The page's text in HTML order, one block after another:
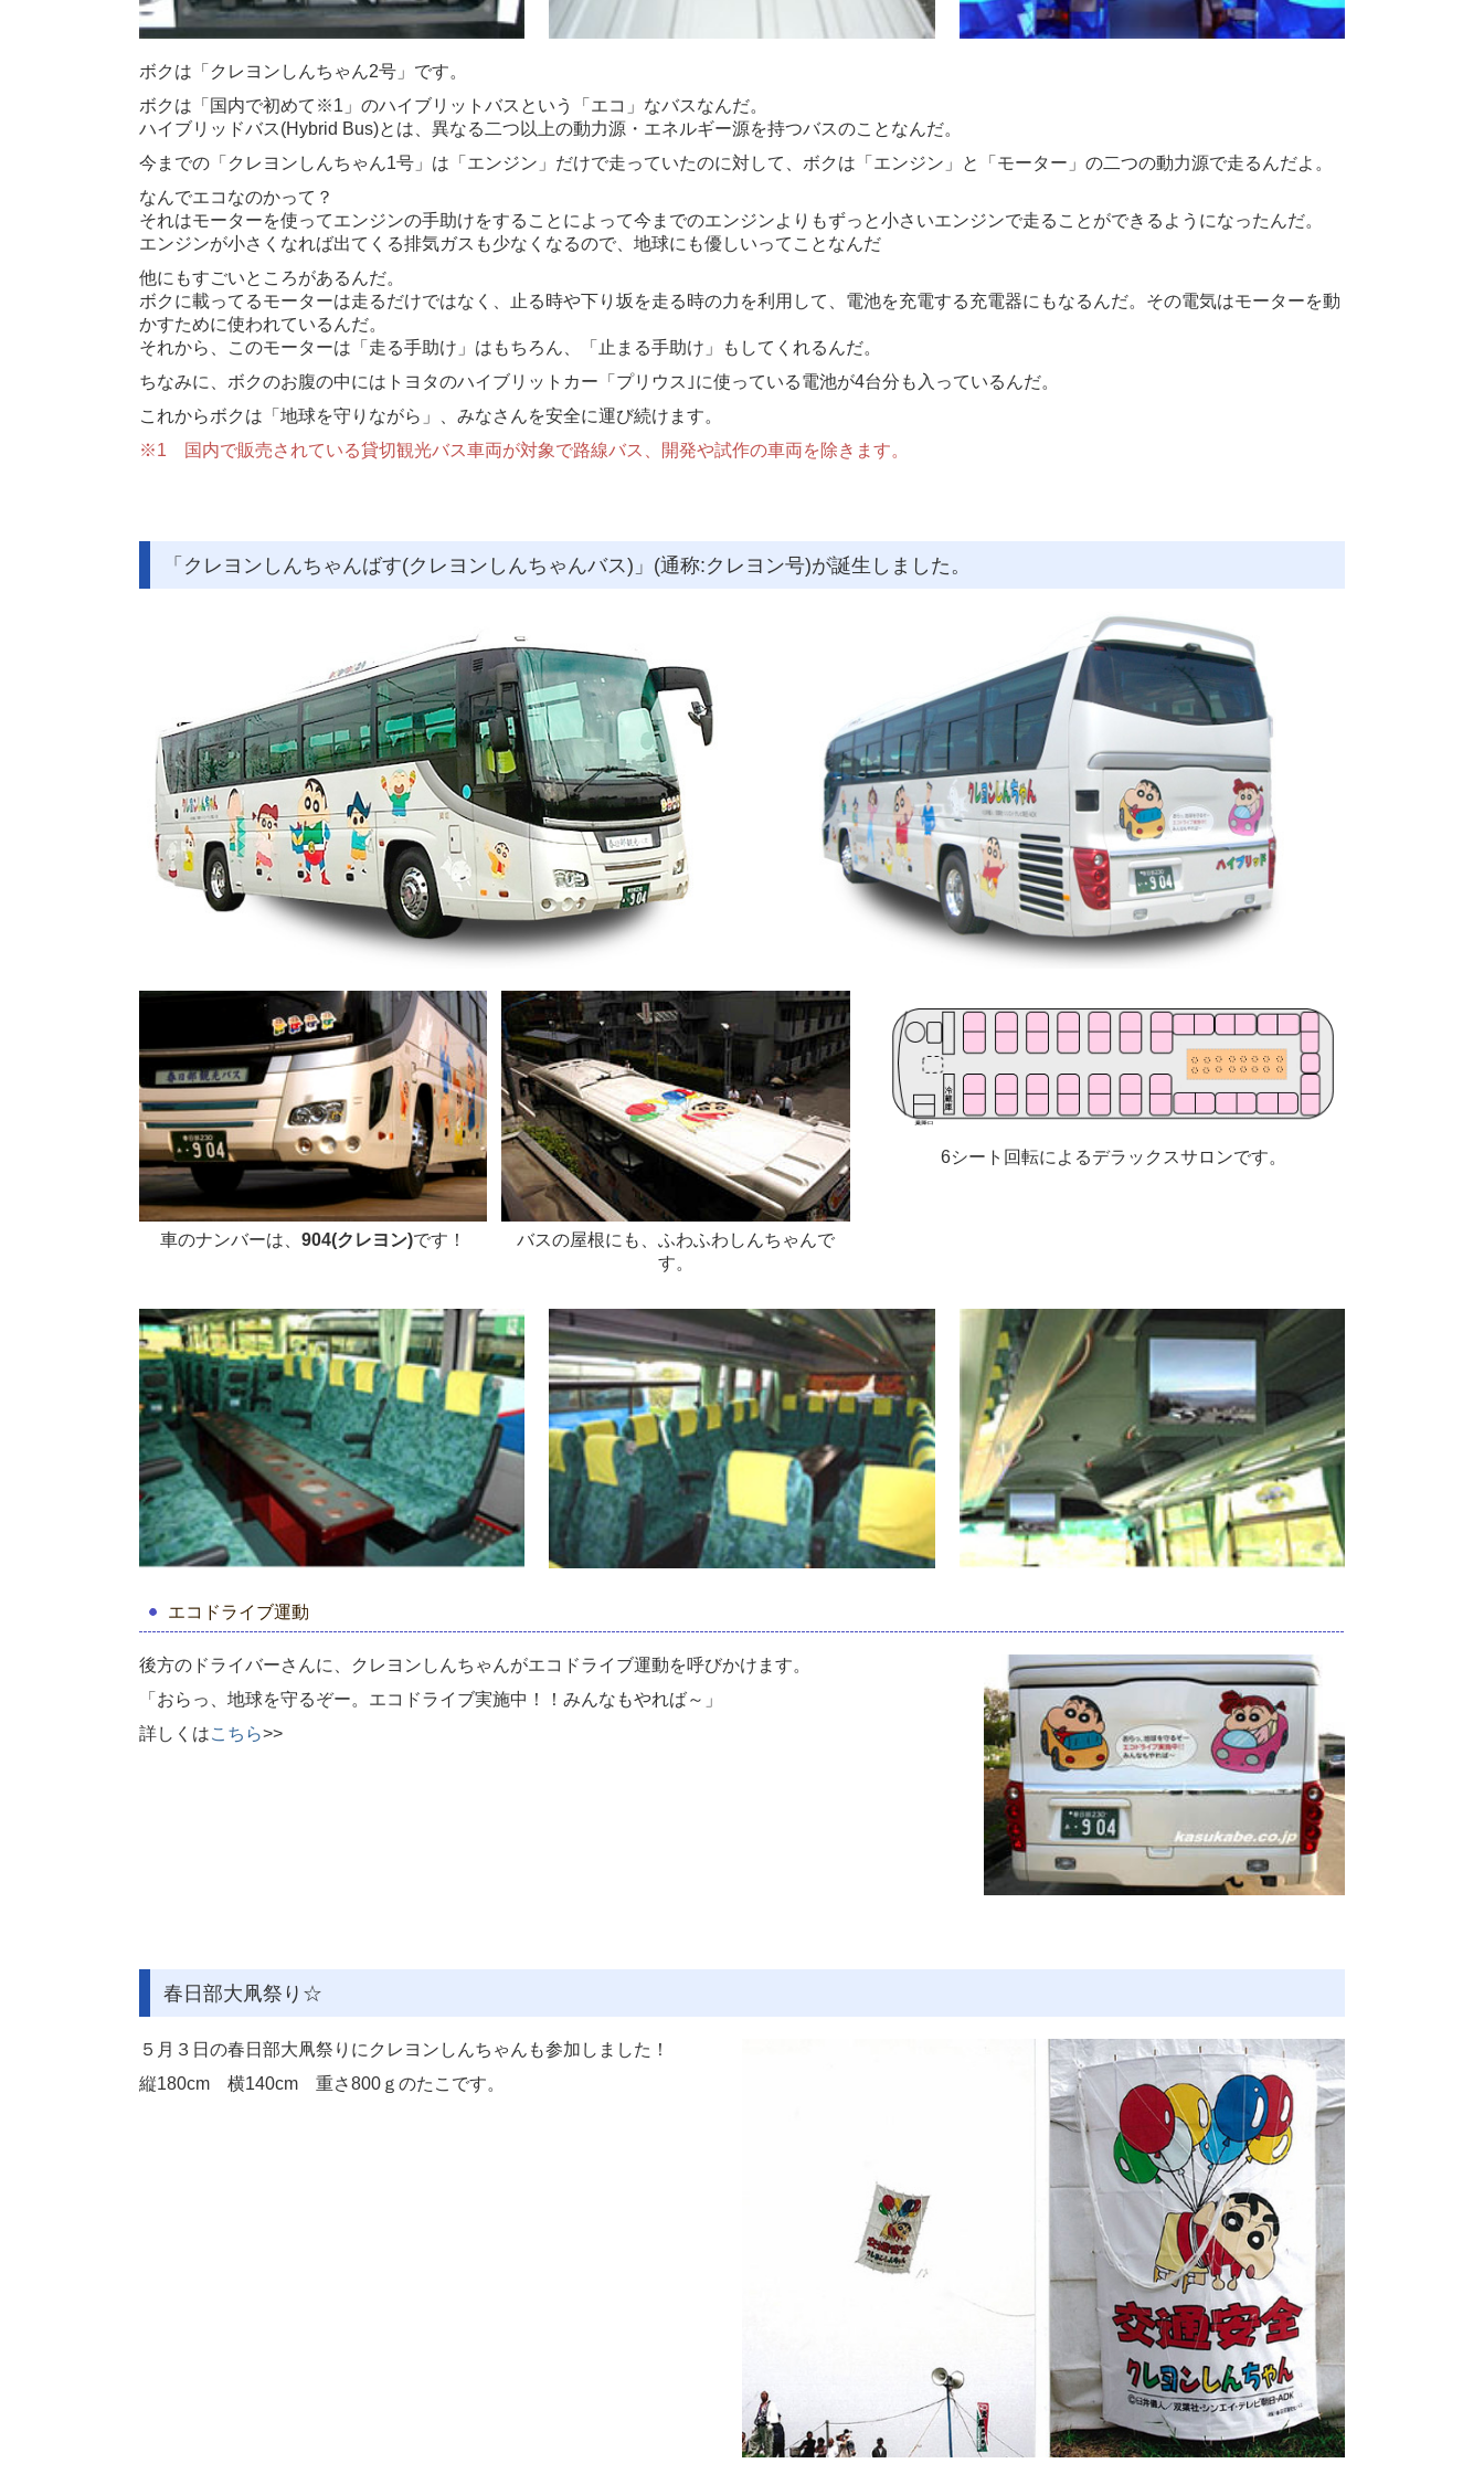
ボクは「クレヨンしんちゃん2号」です。
ボクは「国内で初めて※1」のハイブリットバスという「エコ」なバスなんだ。
ハイブリッドバス(Hybrid Bus)とは、異なる二つ以上の動力源・エネルギー源を持つバスのことなんだ。
今までの「クレヨンしんちゃん1号」は「エンジン」だけで走っていたのに対して、ボクは「エンジン」と「モーター」の二つの動力源で走るんだよ。
なんでエコなのかって？
それはモーターを使ってエンジンの手助けをすることによって今までのエンジンよりもずっと小さいエンジンで走ることができるようになったんだ。
エンジンが小さくなれば出てくる排気ガスも少なくなるので、地球にも優しいってことなんだ
他にもすごいところがあるんだ。
ボクに載ってるモーターは走るだけではなく、止る時や下り坂を走る時の力を利用して、電池を充電する充電器にもなるんだ。その電気はモーターを動
かすために使われているんだ。
それから、このモーターは「走る手助け」はもちろん、「止まる手助け」もしてくれるんだ。
ちなみに、ボクのお腹の中にはトヨタのハイブリットカー「プリウス｣に使っている電池が4台分も入っているんだ。
これからボクは「地球を守りながら」、みなさんを安全に運び続けます。
※1 国内で販売されている貸切観光バス車両が対象で路線バス、開発や試作の車両を除きます。
「クレヨンしんちゃんばす(クレヨンしんちゃんバス)」(通称:クレヨン号)が誕生しました。
車のナンバーは、 904(クレヨン)です！
バスの屋根にも、ふわふわしんちゃんで
す。
6シート回転によるデラックスサロンです。
エコドライブ運動
後方のドライバーさんに、クレヨンしんちゃんがエコドライブ運動を呼びかけます。
「おらっ、地球を守るぞー。エコドライブ実施中！！みんなもやれば～」
詳しくはこちら>>
春日部大凧祭り☆
５月３日の春日部大凧祭りにクレヨンしんちゃんも参加しました！
縦180cm 横140cm 重さ800ｇのたこです。